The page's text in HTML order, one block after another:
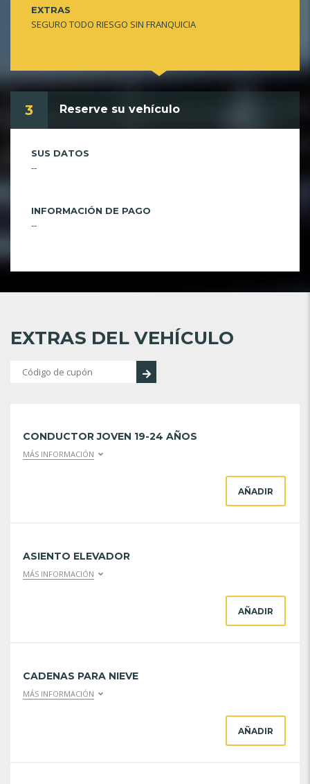
EXTRAS
SEGURO TODO RIESGO SIN FRANQUICIA
3 Reserve su vehículo
SUS DATOS
--
INFORMACIÓN DE PAGO
--
EXTRAS DEL VEHÍCULO
CONDUCTOR JOVEN 19-24 AÑOS
MÁS INFORMACIÓN
AÑADIR
ASIENTO ELEVADOR
MÁS INFORMACIÓN
AÑADIR
CADENAS PARA NIEVE
MÁS INFORMACIÓN
AÑADIR